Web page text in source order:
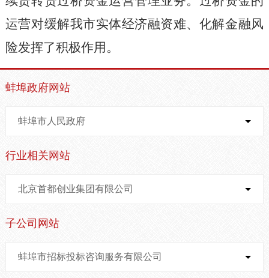
运营对缓解我市实体经济融资难、化解金融风
险发挥了积极作用。
蚌埠政府网站
蚌埠市人民政府
行业相关网站
北京首都创业集团有限公司
子公司网站
蚌埠市招标投标咨询服务有限公司